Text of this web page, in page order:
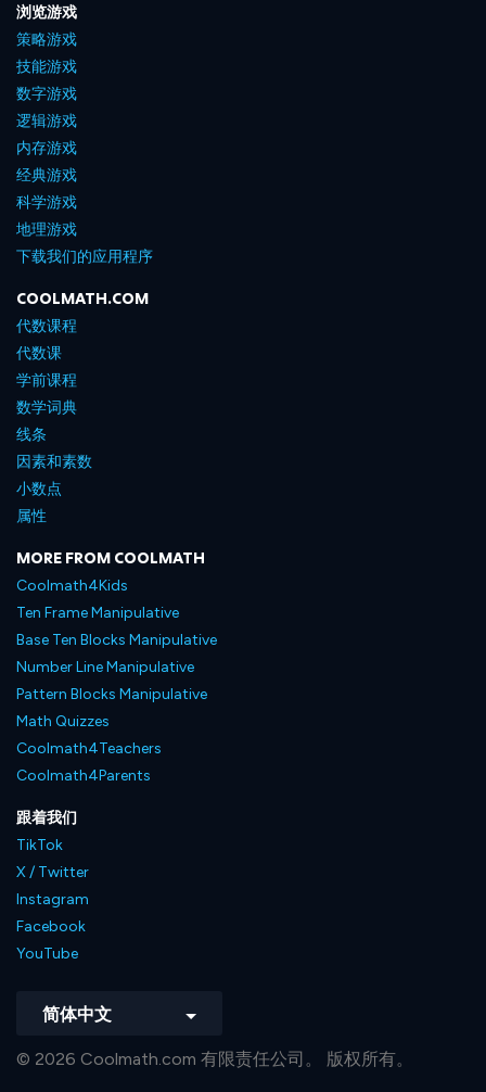
浏览游戏
策略游戏
技能游戏
数字游戏
逻辑游戏
内存游戏
经典游戏
科学游戏
地理游戏
下载我们的应用程序
COOLMATH.COM
代数课程
代数课
学前课程
数学词典
线条
因素和素数
小数点
属性
MORE FROM COOLMATH
Coolmath4Kids
Ten Frame Manipulative
Base Ten Blocks Manipulative
Number Line Manipulative
Pattern Blocks Manipulative
Math Quizzes
Coolmath4Teachers
Coolmath4Parents
跟着我们
TikTok
X / Twitter
Instagram
Facebook
YouTube
简体中文
© 2026 Coolmath.com 有限责任公司。 版权所有。